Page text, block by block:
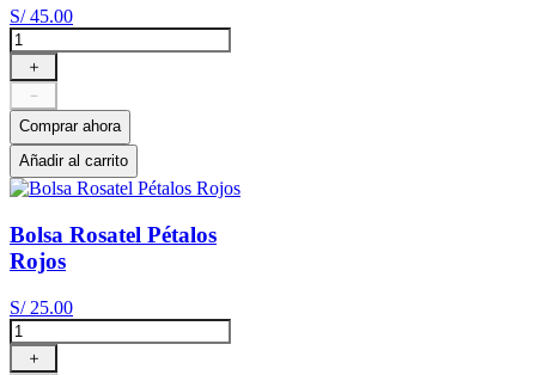
S/ 45.00
＋
－
Comprar ahora
Añadir al carrito
Bolsa Rosatel Pétalos
Rojos
S/ 25.00
＋